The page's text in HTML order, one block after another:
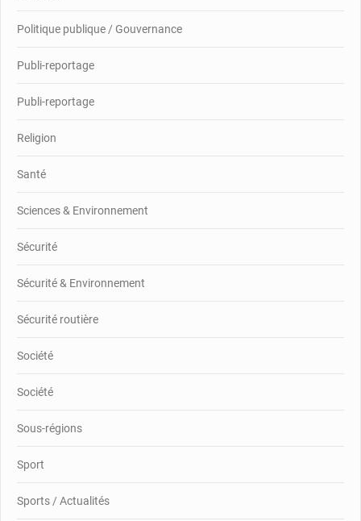
Politique publique / Gouvernance
Publi-reportage
Publi-reportage
Religion
Santé
Sciences & Environnement
Sécurité
Sécurité & Environnement
Sécurité routière
Société
Société
Sous-régions
Sport
Sports / Actualités